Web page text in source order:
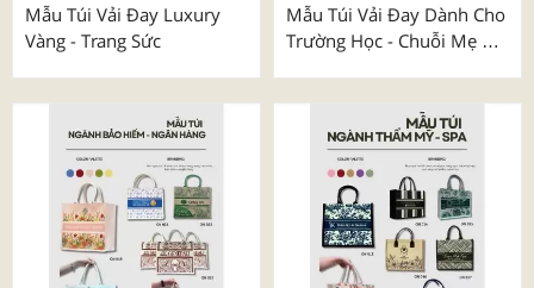
Mẫu Túi Vải Đay Luxury
Vàng - Trang Sức
Mẫu Túi Vải Đay Dành Cho
Trường Học - Chuỗi Mẹ &